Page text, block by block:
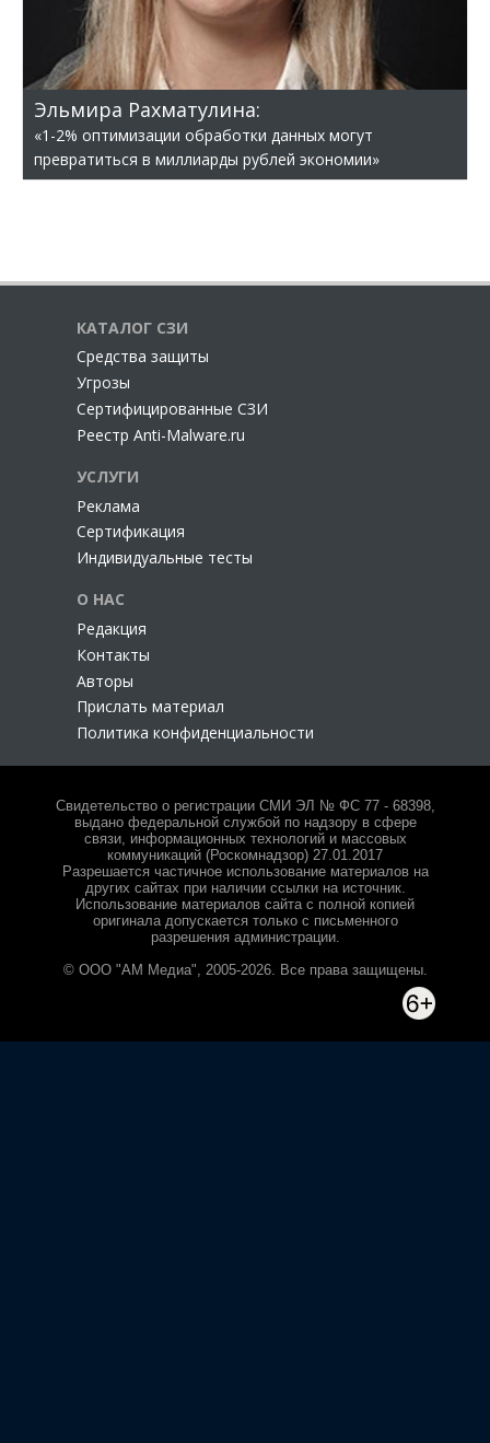
Эльмира Рахматулина:
«1-2% оптимизации обработки данных могут
превратиться в миллиарды рублей экономии»
КАТАЛОГ СЗИ
Cредства защиты
Угрозы
Сертифицированные СЗИ
Реестр Anti-Malware.ru
УСЛУГИ
Реклама
Сертификация
Индивидуальные тесты
О НАС
Редакция
Контакты
Авторы
Прислать материал
Политика конфиденциальности
Свидетельство о регистрации СМИ ЭЛ № ФС 77 - 68398,
выдано федеральной службой по надзору в сфере
связи, информационных технологий и массовых
коммуникаций (Роскомнадзор) 27.01.2017
Разрешается частичное использование материалов на
других сайтах при наличии ссылки на источник.
Использование материалов сайта с полной копией
оригинала допускается только с письменного
разрешения администрации.
© ООО "АМ Медиа", 2005-2026. Все права защищены.